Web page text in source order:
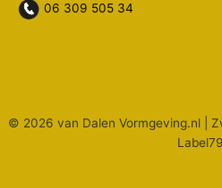
06 309 505 34
© 2026 van Dalen Vormgeving.nl |
Label79